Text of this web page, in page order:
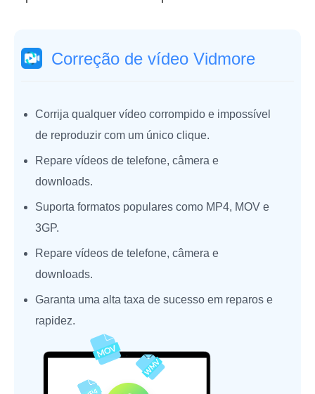
Correção de vídeo Vidmore
Corrija qualquer vídeo corrompido e impossível
de reproduzir com um único clique.
Repare vídeos de telefone, câmera e
downloads.
Suporta formatos populares como MP4, MOV e
3GP.
Repare vídeos de telefone, câmera e
downloads.
Garanta uma alta taxa de sucesso em reparos e
rapidez.